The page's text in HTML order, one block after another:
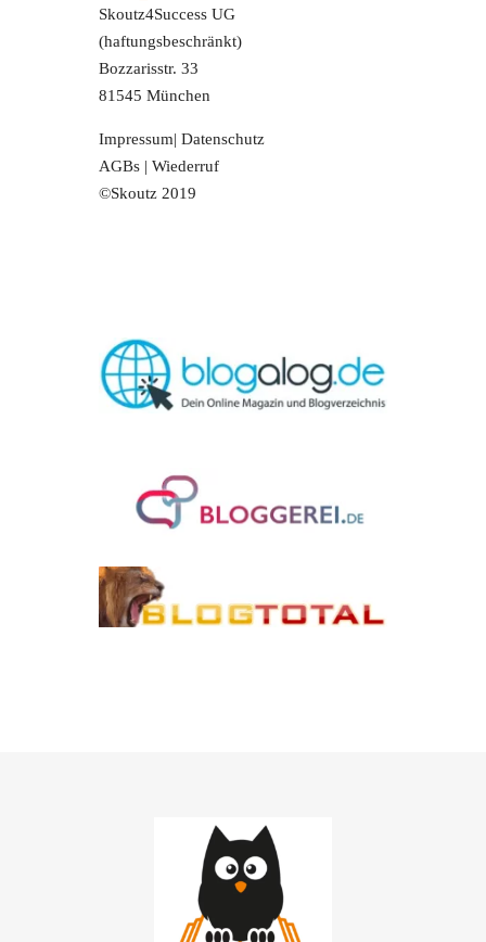
Skoutz4Success UG
(haftungsbeschränkt)
Bozzarisstr. 33
81545 München
Impressum|Datenschutz
AGBs |Wiederruf
©Skoutz 2019